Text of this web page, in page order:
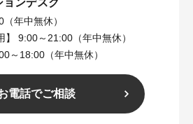
ンデスク
年中無休）
】 9:00～21:00（年中無休）
～18:00（年中無休）
電話でご相談